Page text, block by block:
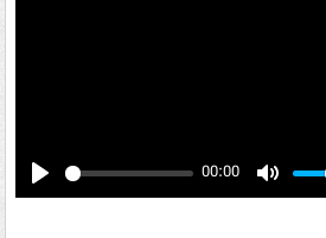
Play
00:00
Mute